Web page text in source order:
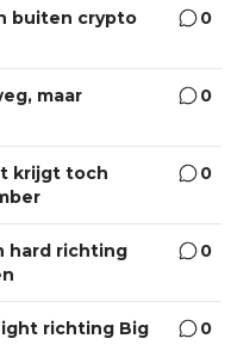
buiten crypto
0
maar
0
krijgt toch
0
hard richting
0
richting Big
0